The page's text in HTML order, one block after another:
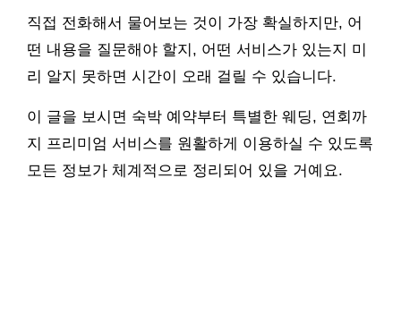
직접 전화해서 물어보는 것이 가장 확실하지만, 어
떤 내용을 질문해야 할지, 어떤 서비스가 있는지 미
리 알지 못하면 시간이 오래 걸릴 수 있습니다.
이 글을 보시면 숙박 예약부터 특별한 웨딩, 연회까
지 프리미엄 서비스를 원활하게 이용하실 수 있도록
모든 정보가 체계적으로 정리되어 있을 거예요.